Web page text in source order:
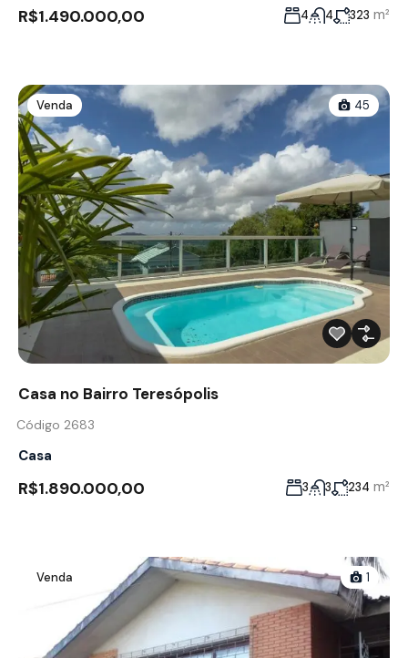
R$1.490.000,00 4 4 323 m²
Venda 45
Casa no Bairro Teresópolis
Código 2683
Casa
R$1.890.000,00 3 3 234 m²
Venda 1